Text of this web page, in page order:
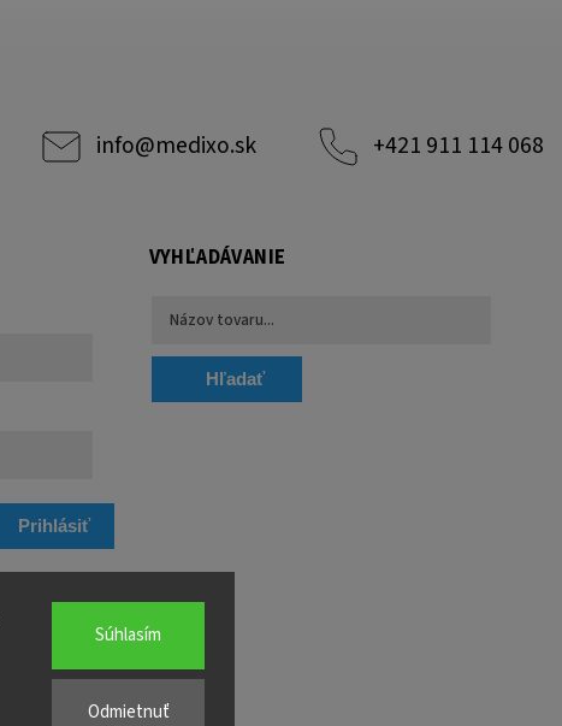
Odmietnuť
Súhlasím
info@medixo.sk +421 911 114 068
Prihlásiť
sa
VYHĽADÁVANIE
Hľadať